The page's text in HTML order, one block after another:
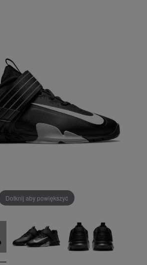
Dotknij aby powiększyć